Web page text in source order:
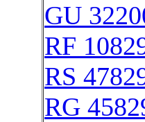
GU
RF
RS
RG